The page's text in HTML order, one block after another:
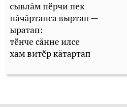
сывлăм пӗрчи пек
пăчăртанса выртап —
ыратап:
тӗнче сăнне илсе
хам витӗр кăтартап